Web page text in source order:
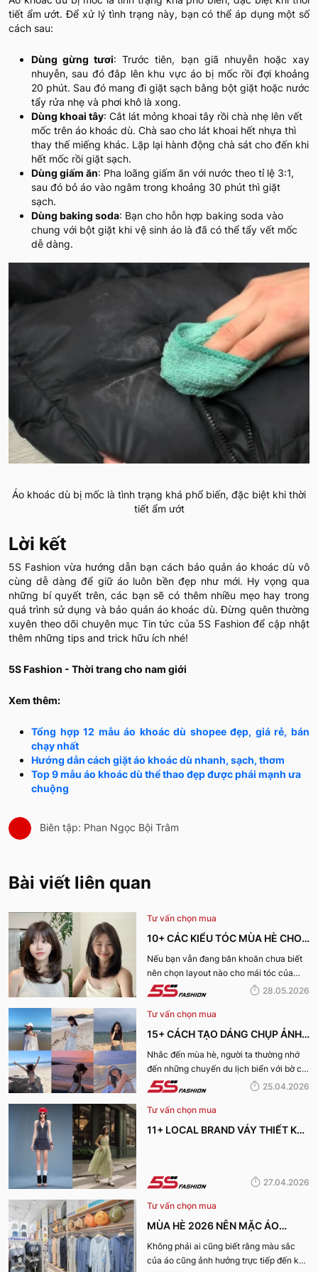
tiết ẩm ướt. Để xử lý tình trạng này, bạn có thể áp dụng một số
cách sau:
Dùng gừng tươi: Trước tiên, bạn giã nhuyễn hoặc xay
nhuyễn, sau đó đắp lên khu vực áo bị mốc rồi đợi khoảng
20 phút. Sau đó mang đi giặt sạch bằng bột giặt hoặc nước
tẩy rửa nhẹ và phơi khô là xong.
Dùng khoai tây: Cắt lát mỏng khoai tây rồi chà nhẹ lên vết
mốc trên áo khoác dù. Chà sao cho lát khoai hết nhựa thì
thay thế miếng khác. Lặp lại hành động chà sát cho đến khi
hết mốc rồi giặt sạch.
Dùng giấm ăn: Pha loãng giấm ăn với nước theo tỉ lệ 3:1,
sau đó bỏ áo vào ngâm trong khoảng 30 phút thì giặt
sạch.
Dùng baking soda: Bạn cho hỗn hợp baking soda vào
chung với bột giặt khi vệ sinh áo là đã có thể tẩy vết mốc
dễ dàng.
Áo khoác dù bị mốc là tình trạng khá phổ biến, đặc biệt khi thời
tiết ẩm ướt
Lời kết
5S Fashion vừa hướng dẫn bạn cách bảo quản áo khoác dù vô
cùng dễ dàng để giữ áo luôn bền đẹp như mới. Hy vọng qua
những bí quyết trên, các bạn sẽ có thêm nhiều mẹo hay trong
quá trình sử dụng và bảo quản áo khoác dù. Đừng quên thường
xuyên theo dõi chuyên mục Tin tức của 5S Fashion để cập nhật
thêm những tips and trick hữu ích nhé!
5S Fashion - Thời trang cho nam giới
Xem thêm:
Tổng hợp 12 mẫu áo khoác dù shopee đẹp, giá rẻ, bán
chạy nhất
Hướng dẫn cách giặt áo khoác dù nhanh, sạch, thơm
Top 9 mẫu áo khoác dù thể thao đẹp được phái mạnh ưa
chuộng
Biên tập: Phan Ngọc Bội Trâm
Bài viết liên quan
Tư vấn chọn mua
10+ CÁC KIỂU TÓC MÙA HÈ CHO
NỮ CỰC XINH, THU HÚT NHẤT
2026
Nếu bạn vẫn đang băn khoăn chưa biết
nên chọn layout nào cho mái tóc của
mình, hãy cùng 5S Fashion khám phá
ngay danh sách các kiểu tóc mùa hè cho
nữ cực xinh và dẫn đầu xu hướng năm
2026 dưới đây nhé!
28.05.2026
Tư vấn chọn mua
15+ CÁCH TẠO DÁNG CHỤP ẢNH
ĐI BIỂN XINH LUNG LINH CHO CHỊ
EM
Nhắc đến mùa hè, người ta thường nhớ
đến những chuyến du lịch biển với bờ cát
trắng, làn nước trong xanh cùng ánh
nắng vàng. Và tất nhiên chúng ta cũng
không thể nào thiếu được những bức ảnh
đẹp không góc chết trong chuyến du lịch
dáng chụp ảnh đi biển cho nữ tự nhiên,
25.04.2026
Tư vấn chọn mua
11+ LOCAL BRAND VÁY THIẾT KẾ
27.04.2026
Tư vấn chọn mua
MÙA HÈ 2026 NÊN MẶC ÁO
CHỐNG NẮNG MÀU GÌ ĐỂ BẢO VỆ
DA TỐT NHẤT?
Không phải ai cũng biết rằng màu sắc
của áo cũng ảnh hưởng trực tiếp đến khả